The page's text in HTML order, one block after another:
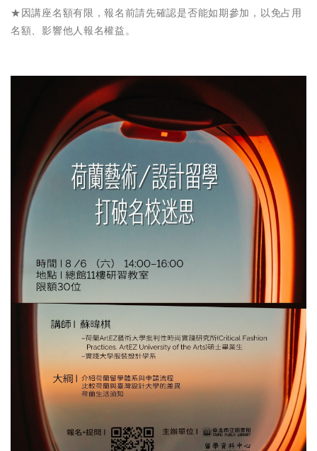
★因講座名額有限，報名前請先確認是否能如期參加，以免占用
名額、影響他人報名權益。